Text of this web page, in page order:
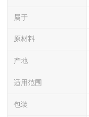
属于
原材料
产地
适用范围
包装